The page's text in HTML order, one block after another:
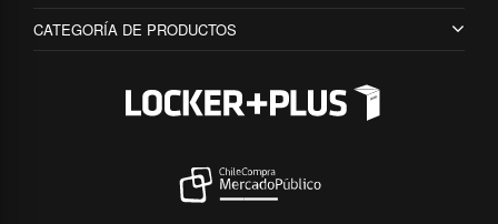
CATEGORÍA DE PRODUCTOS